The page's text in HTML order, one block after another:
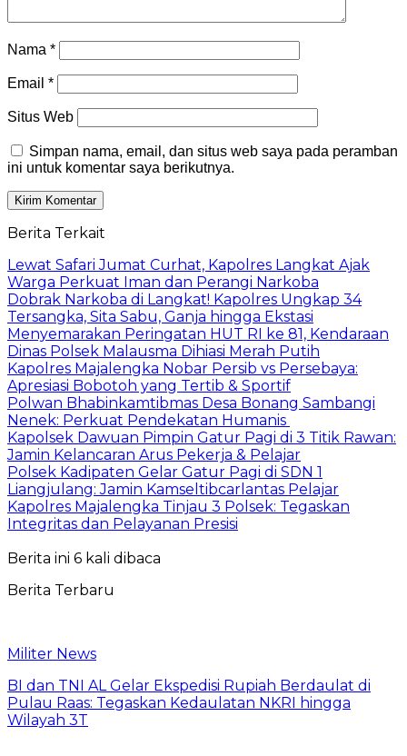
Nama *
Email *
Situs Web
Simpan nama, email, dan situs web saya pada peramban
ini untuk komentar saya berikutnya.
Berita Terkait
Lewat Safari Jumat Curhat, Kapolres Langkat Ajak
Warga Perkuat Iman dan Perangi Narkoba
Dobrak Narkoba di Langkat! Kapolres Ungkap 34
Tersangka, Sita Sabu, Ganja hingga Ekstasi
Menyemarakan Peringatan HUT RI ke 81, Kendaraan
Dinas Polsek Malausma Dihiasi Merah Putih
Kapolres Majalengka Nobar Persib vs Persebaya:
Apresiasi Bobotoh yang Tertib & Sportif
Polwan Bhabinkamtibmas Desa Bonang Sambangi
Nenek: Perkuat Pendekatan Humanis
Kapolsek Dawuan Pimpin Gatur Pagi di 3 Titik Rawan:
Jamin Kelancaran Arus Pekerja & Pelajar
Polsek Kadipaten Gelar Gatur Pagi di SDN 1
Liangjulang: Jamin Kamseltibcarlantas Pelajar
Kapolres Majalengka Tinjau 3 Polsek: Tegaskan
Integritas dan Pelayanan Presisi
Berita ini 6 kali dibaca
Berita Terbaru
Militer News
BI dan TNI AL Gelar Ekspedisi Rupiah Berdaulat di
Pulau Raas: Tegaskan Kedaulatan NKRI hingga
Wilayah 3T